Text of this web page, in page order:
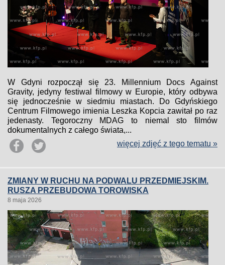
W Gdyni rozpoczął się 23. Millennium Docs Against
Gravity, jedyny festiwal filmowy w Europie, który odbywa
się jednocześnie w siedmiu miastach. Do Gdyńskiego
Centrum Filmowego imienia Leszka Kopcia zawitał po raz
jedenasty. Tegoroczny MDAG to niemal sto filmów
dokumentalnych z całego świata,...
więcej zdjęć z tego tematu »
ZMIANY W RUCHU NA PODWALU PRZEDMIEJSKIM.
RUSZA PRZEBUDOWA TOROWISKA
8 maja 2026